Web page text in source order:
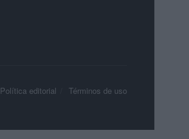
Política editorial Términos de uso